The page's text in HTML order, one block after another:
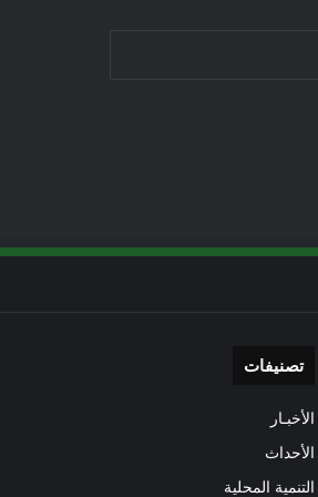
تصنيفات
الأخبـار
الأحداث
التنمية المحلية